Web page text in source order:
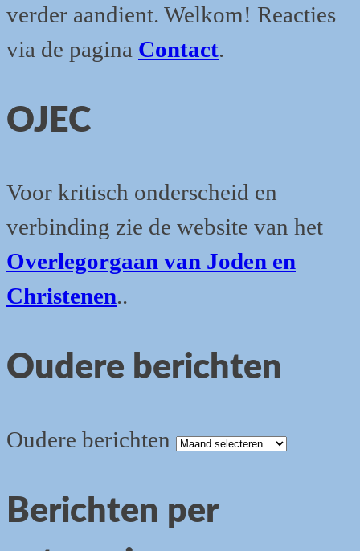
verder aandient. Welkom! Reacties
via de pagina Contact.
OJEC
Voor kritisch onderscheid en
verbinding zie de website van het
Overlegorgaan van Joden en
Christenen..
Oudere berichten
Oudere berichten
Berichten per